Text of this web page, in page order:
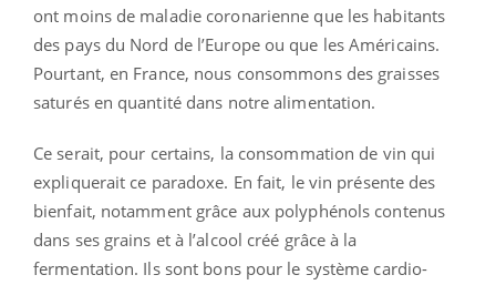
ont moins de maladie coronarienne que les habitants
des pays du Nord de l’Europe ou que les Américains.
Pourtant, en France, nous consommons des graisses
saturés en quantité dans notre alimentation.
Ce serait, pour certains, la consommation de vin qui
expliquerait ce paradoxe. En fait, le vin présente des
bienfait, notamment grâce aux polyphénols contenus
dans ses grains et à l’alcool créé grâce à la
fermentation. Ils sont bons pour le système cardio-